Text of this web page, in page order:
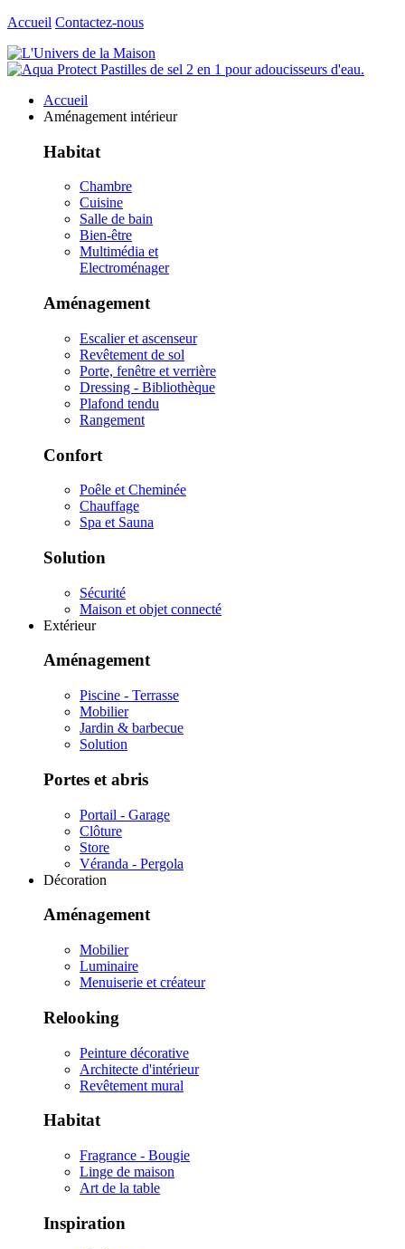
Accueil Contactez-nous
Accueil
Aménagement intérieur
Habitat
Chambre
Cuisine
Salle de bain
Bien-être
Multimédia et
Electroménager
Aménagement
Escalier et ascenseur
Revêtement de sol
Porte, fenêtre et verrière
Dressing - Bibliothèque
Plafond tendu
Rangement
Confort
Poêle et Cheminée
Chauffage
Spa et Sauna
Solution
Sécurité
Maison et objet connecté
Extérieur
Aménagement
Piscine - Terrasse
Mobilier
Jardin & barbecue
Solution
Portes et abris
Portail - Garage
Clôture
Store
Véranda - Pergola
Décoration
Aménagement
Mobilier
Luminaire
Menuiserie et créateur
Relooking
Peinture décorative
Architecte d'intérieur
Revêtement mural
Habitat
Fragrance - Bougie
Linge de maison
Art de la table
Inspiration